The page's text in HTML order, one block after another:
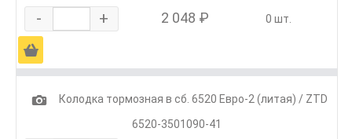
- + 2 048 ₽ 0 шт.
Ä
1
Колодка тормозная в сб. 6520 Евро-2 (литая) / ZTD
6520-3501090-41